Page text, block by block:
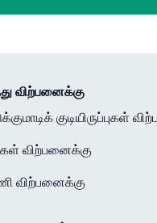
விற்பனைக்கு
குடியிருப்புகள்
விற்பனைக்கு
விற்பனைக்கு